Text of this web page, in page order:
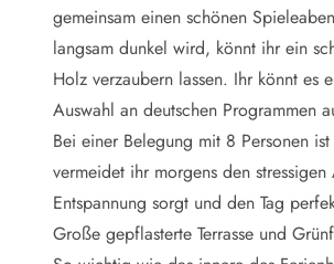
Vorteile bei uns
Reisecurity
Esmark KidsVIP
Esmark VIP - Partnervorteile und Rabatte
Preisgarantie
Keine Kaution
Gästebewertungen
Gratis WLAN
gemeinsam einen schönen
langsam dunkel wird, könnt ihr ein
Holz verzaubern lassen. Ihr könnt es
Auswahl an deutschen Programmen
Bei einer Belegung mit 8 Personen
vermeidet ihr morgens den
Entspannung sorgt und den Tag
Große gepflasterte Terrasse und